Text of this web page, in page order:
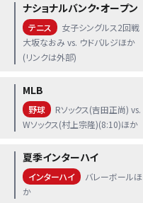
ナショナルバンク・オープン
テニス
女子シングルス2回戦
大坂なおみ vs. ウドバルジほか
(リンクは外部)
MLB
野球
Rソックス(吉田正尚) vs.
Wソックス(村上宗隆)(8:10)ほか
夏季インターハイ
インターハイ
バレーボールほ
か